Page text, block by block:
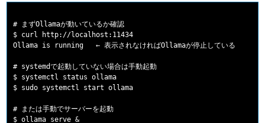
# まずOllamaが動いているか確認
$ curl http://localhost:11434
Ollama is running   ← 表示されなければOllamaが停止している
# systemdで起動していない場合は手動起動
$ systemctl status ollama
$ sudo systemctl start ollama
# または手動でサーバーを起動